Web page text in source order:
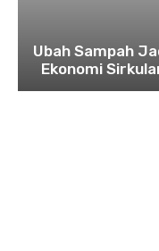
Ubah Sampah
Ekonomi